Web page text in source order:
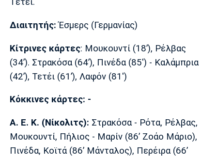
Διαιτητής:Έσμερς (Γερμανίας)
Κίτρινες κάρτες: Μoυκουντί (18’), Ρέλβας
(34’). Στρακόσα (64’), Πινέδα (85') - Καλάμπρια
(42’), Τετέι (61’), Λαφόν (81')
Κόκκινες κάρτες: -
Α. Ε. Κ. (Νίκολιτς): Στρακόσα - Ρότα, Ρέλβας,
Μουκουντί, Πήλιος - Μαρίν (86’ Ζοάο Μάριο),
Πινέδα, Κοϊτά (86’ Μάνταλος), Περέιρα (66’